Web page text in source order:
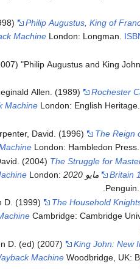
Philip Augustus, King of
MachineLondon: Longman.
"Philip Augustus and King
Allen. (1989)
Rochester
MachineLondon: English Heritage.
David. (1996)
The Reign
London: Hambledon Press.
(2004) The Struggle for
Britain
London:
Penguin.
D. (1999)
The Household
Cambridge: Cambridge
D. (ed) (2007)
King John: New
MachineWoodbridge, UK: